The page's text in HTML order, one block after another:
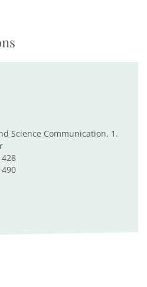
Science Communication, 1.